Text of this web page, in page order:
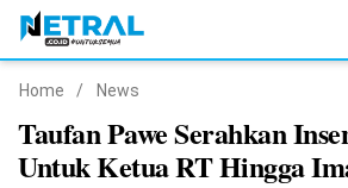
Nasional
Home / News
Taufan Pawe Serahkan
Untuk Ketua RT Hingga